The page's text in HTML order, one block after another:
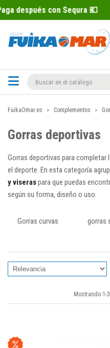
💶
FuikaOmar.es Complementos
Gorras deportivas
Gorras deportivas para
el deporte. En esta categoría
y viseraspara que puedas
según su forma, diseño o uso.
Gorras curvas gorras
Mostrando 1-